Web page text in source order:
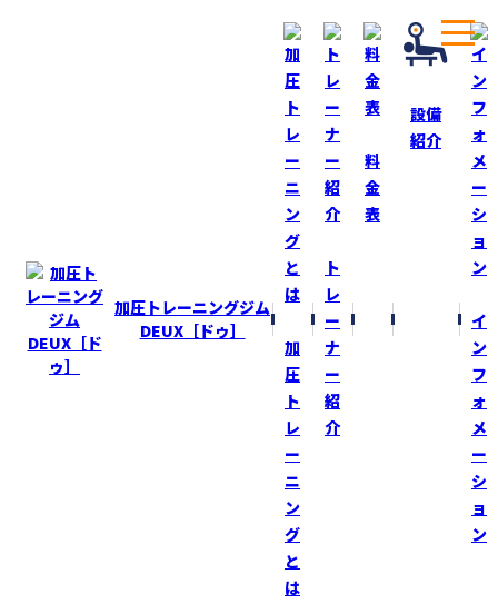
加圧トレーニングジム
DEUX［ドゥ］
加
圧
ト
レ
ー
ニ
ン
グ
と
は
ト
レ
ー
ナ
ー
紹
介
料
金
表
設備
紹介
イ
ン
フ
ォ
メ
ー
シ
ョ
ン
寒い中！
2024-2-23
トレーニング
今日は『加圧DEUX』２月の休館日！
久しぶりにゆっくり起床して、朝食後、ソファでまた爆睡
その後、スプリント練習のため、陸上競技場へ！気温2度
室内練習場が使えて良い練習が出来た！